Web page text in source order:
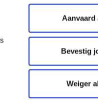
Aanvaard
Bevestig
Weiger
BANKINFORMATIE
IBAN : BE 19 0000 0000 1212